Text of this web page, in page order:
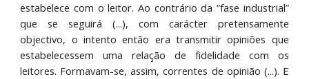
estabelece com o leitor. Ao contrário da “fase industrial”
que se seguirá (...), com carácter pretensamente
objectivo, o intento então era transmitir opiniões que
estabelecessem uma relação de fidelidade com os
leitores. Formavam-se, assim, correntes de opinião (...). E